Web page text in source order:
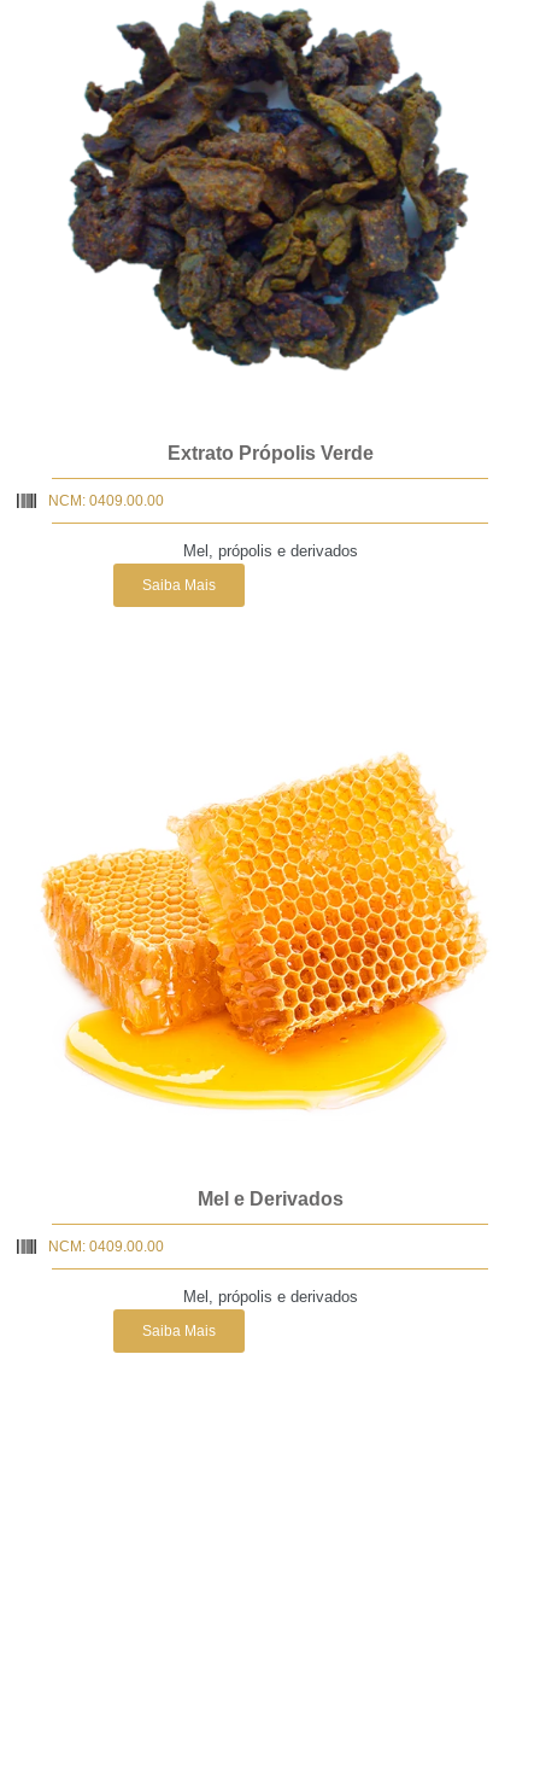
Extrato Própolis Verde
NCM: 0409.00.00
Mel, própolis e derivados
Saiba Mais
Mel e Derivados
NCM: 0409.00.00
Mel, própolis e derivados
Saiba Mais